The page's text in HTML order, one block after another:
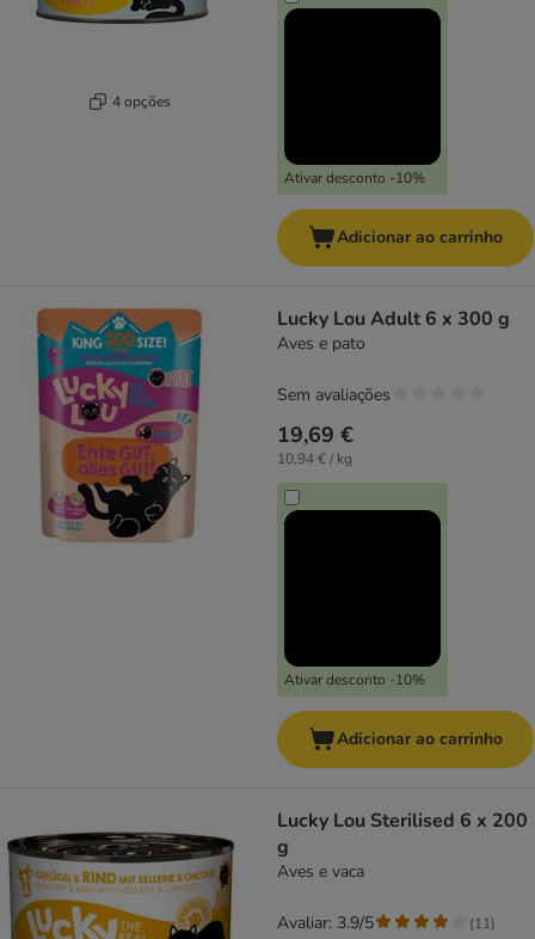
4 opções
Ativar desconto -10%
Adicionar ao carrinho
Lucky Lou Adult 6 x 300 g
Aves e pato
19,69 €
10,94 € / kg
Ativar desconto -10%
Sem avaliações
Adicionar ao carrinho
Lucky Lou Sterilised 6 x 200
g
Aves e vaca
Avaliar: 3.9/5 (11)